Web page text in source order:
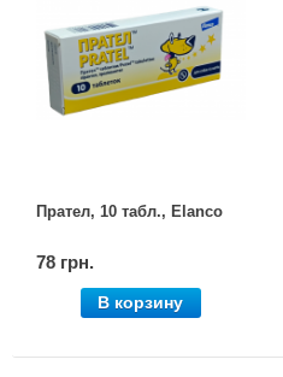
Прател, 10 табл., Elanco
78 грн.
В корзину